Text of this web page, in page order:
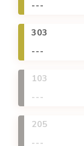
---
303
---
103
---
205
---